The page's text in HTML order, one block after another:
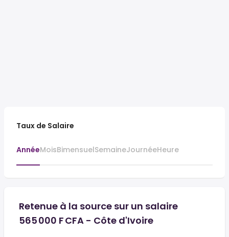
Taux de Salaire
AnnéeMoisBimensuelSemaineJournéeHeure
Retenue à la source sur un salaire
565 000 F CFA - Côte d'Ivoire